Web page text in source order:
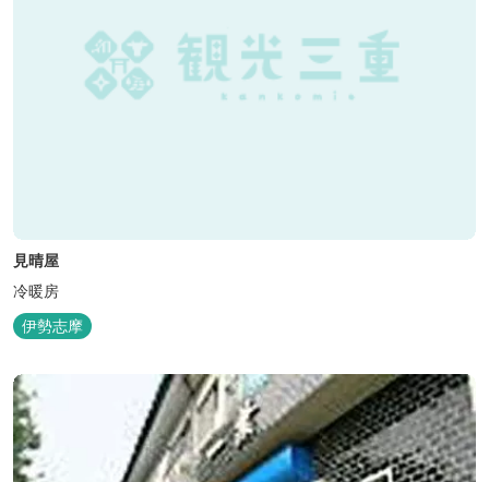
見晴屋
冷暖房
伊勢志摩